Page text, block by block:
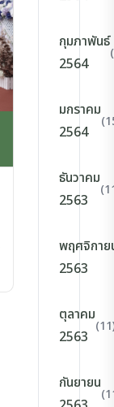
กุมภาพันธ์
2564
มกราคม
2564
ธันวาคม
2563
พฤศจิกาย
2563
ตุลาคม
2563
กันยายน